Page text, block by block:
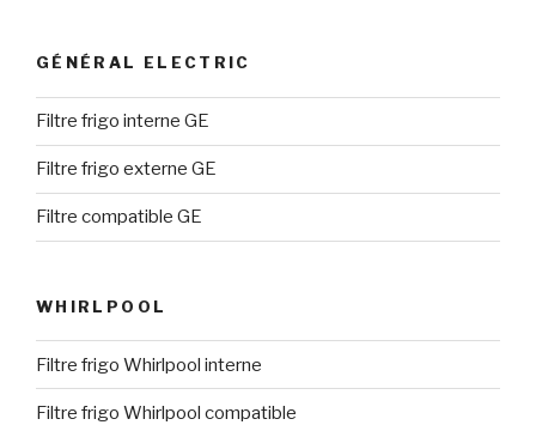
GÉNÉRAL ELECTRIC
Filtre frigo interne GE
Filtre frigo externe GE
Filtre compatible GE
WHIRLPOOL
Filtre frigo Whirlpool interne
Filtre frigo Whirlpool compatible